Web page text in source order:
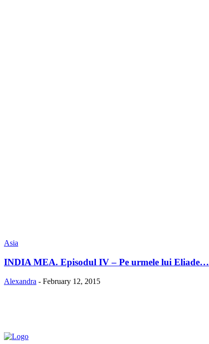
Asia
INDIA MEA. Episodul IV – Pe urmele lui Eliade…
Alexandra - February 12, 2015